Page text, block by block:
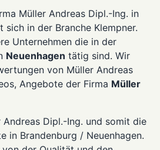
Müller Andreas Dipl.-Ing. in
sich in der Branche Klempner.
Unternehmen die in der
Neuenhagen tätig sind. Wir
von Müller Andreas
Angebote der Firma Müller
Andreas Dipl.-Ing. und somit die
in Brandenburg / Neuenhagen.